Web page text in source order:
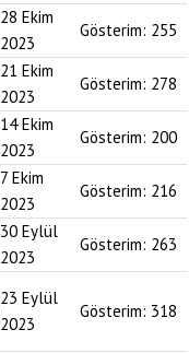
28 Ekim
2023
Gösterim: 255
21 Ekim
2023
Gösterim: 278
14 Ekim
2023
Gösterim: 200
7 Ekim
2023
Gösterim: 216
30 Eylül
2023
Gösterim: 263
23 Eylül
2023
Gösterim: 318